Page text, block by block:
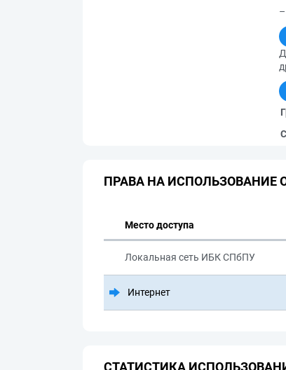
–
ПРАВА НА ИСПОЛЬЗОВАНИЕ
Место доступа
Локальная сеть ИБК СПбПУ
Интернет
СТАТИСТИКА